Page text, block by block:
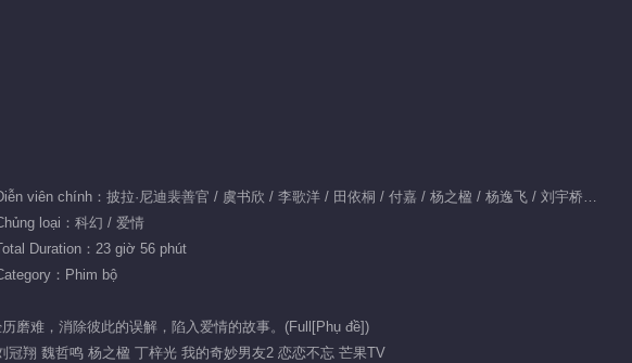
01:05
Diễn viên chính：披拉·尼迪裴善官 / 虞书欣 / 李歌洋 / 田依桐 / 付嘉 / 杨之楹 / 杨逸飞 / 刘宇桥 / 魏哲鸣
loại：科幻 / 爱情
Duration：23 giờ 56 phút
：Phim bộ
磨难，消除彼此的误解，陷入爱情的故事。(Full[Phụ đề])
翔 魏哲鸣 杨之楹 丁梓光 我的奇妙男友2 恋恋不忘 芒果TV